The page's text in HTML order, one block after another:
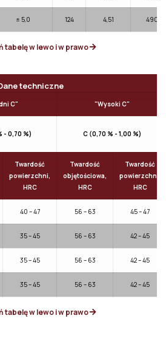
± 5,0 124 4,51
tabelę w lewo i w prawo
techniczne
C" "Wysoki C"
- 0,70 %) С (0,70 % - 1,00 %)
Twardość
powierzchni,
HRC
Twardość
objętościowa,
HRC
Twardość
powierzchni,
HRC
40 – 47 56 – 63 45 – 47
35 – 45 56 – 63 42 – 45
35 – 45 56 – 63 42 – 45
35 – 45 56 – 63 42 – 45
tabelę w lewo i w prawo